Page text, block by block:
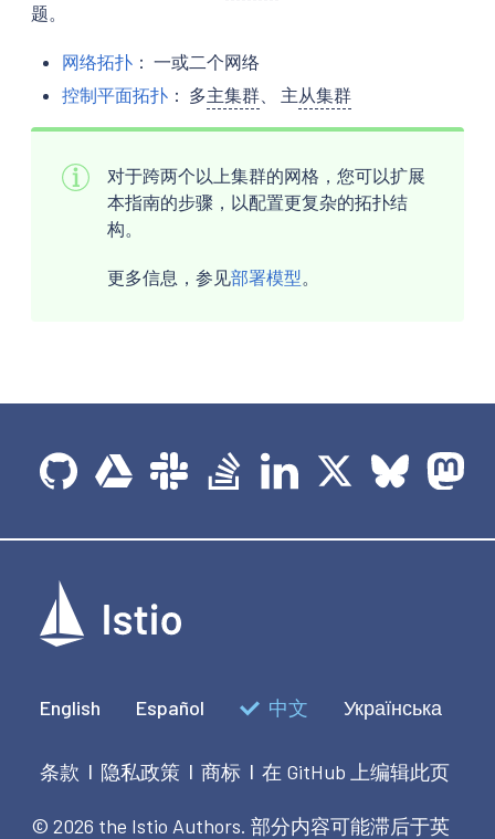
题。
网络拓扑 ： 一或二个网络
控制平面拓扑 ： 多主集群 、 主从集群
对于跨两个以上集群的网格，您可以扩展
本指南的步骤，以配置更复杂的拓扑结
构。
更多信息，参见部署模型。
English Español 中文 Українська
条款 | 隐私政策 | 商标 | 在 GitHub 上编辑此页
© 2026 the Istio Authors. 部分内容可能滞后于英